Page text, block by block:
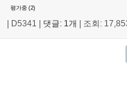
평가중 (2)
| D5341 | 댓글: 1개 | 조회: